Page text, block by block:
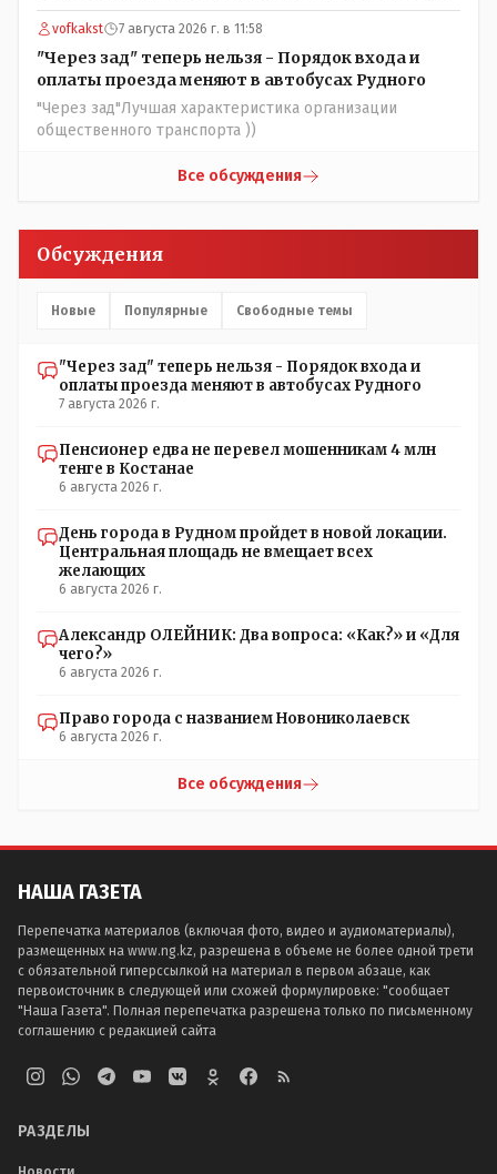
активист и НПОшник будет поносить и диктовать
условия газете информационно бомбордируя ее пока та
не начнет писать "как надо" определенному кругу лиц.
Редакторская политика, коллектив журналистов уже
ниче не значат. Прискорбно и иронично
vofkakst 7 августа 2026 г. в 11:58
"Через зад" теперь нельзя - Порядок входа и
оплаты проезда меняют в автобусах Рудного
"Через зад"Лучшая характеристика организации
общественного транспорта ))
Все обсуждения
Обсуждения
Новые Популярные Свободные темы
"Через зад" теперь нельзя - Порядок входа и
оплаты проезда меняют в автобусах Рудного
7 августа 2026 г.
Пенсионер едва не перевел мошенникам 4 млн
тенге в Костанае
6 августа 2026 г.
День города в Рудном пройдет в новой локации.
Центральная площадь не вмещает всех
желающих
6 августа 2026 г.
Александр ОЛЕЙНИК: Два вопроса: «Как?» и «Для
чего?»
6 августа 2026 г.
Право города с названием Новониколаевск
6 августа 2026 г.
Все обсуждения
НАША ГАЗЕТА
Перепечатка материалов (включая фото, видео и аудиоматериалы),
размещенных на www.ng.kz, разрешена в объеме не более одной трети
с обязательной гиперссылкой на материал в первом абзаце, как
первоисточник в следующей или схожей формулировке: "сообщает
"Наша Газета". Полная перепечатка разрешена только по письменному
соглашению с редакцией сайта
РАЗДЕЛЫ